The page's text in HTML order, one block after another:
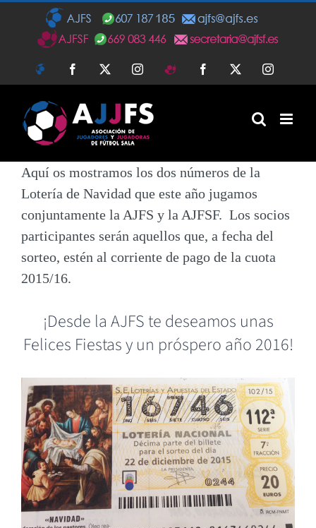
contenido
AJFS FacebookTwitterInstagram
AJFSF FacebookTwitterInstagram
Aquí os mostramos los dos números de la
Lotería de Navidad que este año jugamos
conjuntamente la AJFS y la AJFSF. Los socios
participantes serán aquellos que, a fecha del
sorteo, estén al corriente de pago de la cuota
2015/16.
¡Desde la AJFS te deseamos unas
Felices Fiestas y un próspero año 2016!